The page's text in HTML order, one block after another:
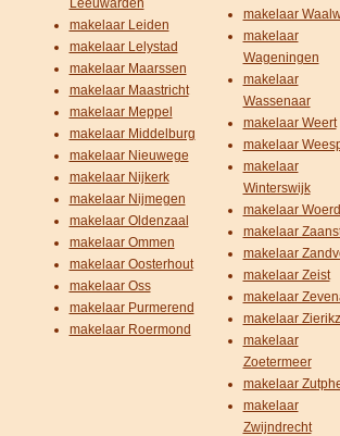
Leeuwarden
makelaar Leiden
makelaar Lelystad
makelaar Maarssen
makelaar Maastricht
makelaar Meppel
makelaar Middelburg
makelaar Nieuwege
makelaar Nijkerk
makelaar Nijmegen
makelaar Oldenzaal
makelaar Ommen
makelaar Oosterhout
makelaar Oss
makelaar Purmerend
makelaar Roermond
makelaar
makelaar
Wageningen
makelaar
Wassenaar
makelaar Weert
makelaar
makelaar
Winterswijk
makelaar
makelaar
makelaar
makelaar Zeist
makelaar
makelaar
makelaar
Zoetermeer
makelaar
makelaar
Zwijndrecht